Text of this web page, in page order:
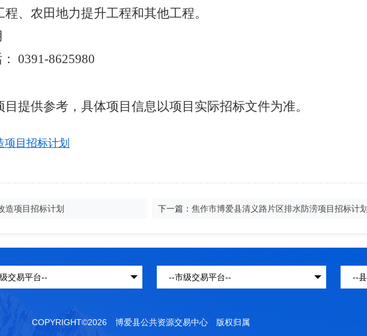
、农田地力提升工程和其他工程。
0391-8625980
提供参考，具体项目信息以项目实际招标文件为准。
目招标计划
造项目招标计划 下一篇： 焦作市博爱县清义路片区排水防涝项目招标计划
COPYRIGHT©2026 博爱县公共资源交易中心 版权归属